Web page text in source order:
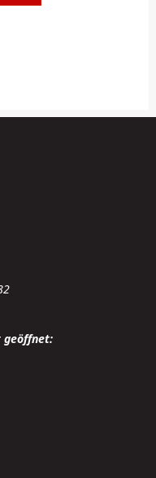
geöffnet: